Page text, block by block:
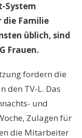
System
die Familie
üblich, sind
Frauen.
fordern die
den TV-L. Das
und
Zulagen für
die Mitarbeiter